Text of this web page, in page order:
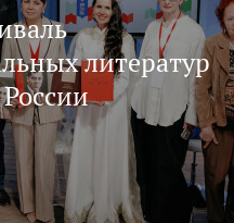
литератур